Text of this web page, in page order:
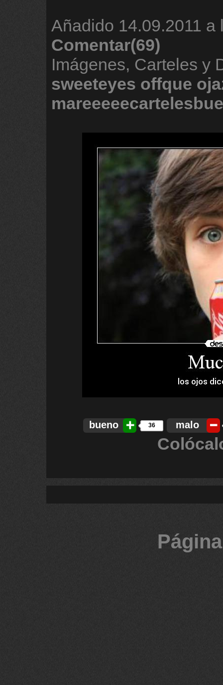
Añadido 14.09.2011 a
Comentar(69)
Imágenes, Carteles y
sweeteyes offque
bueno 36 malo